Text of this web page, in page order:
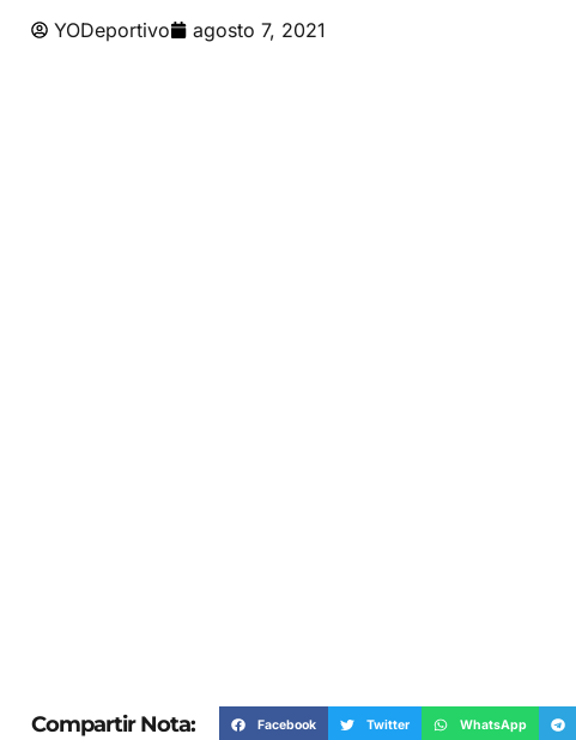
YODeportivo agosto 7, 2021
Compartir Nota: Facebook Twitter WhatsApp